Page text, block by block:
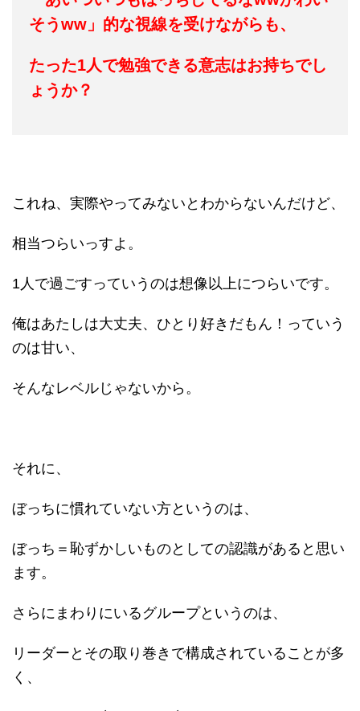
そうww」的な視線を受けながらも、
たった1人で勉強できる意志はお持ちでし
ょうか？
これね、実際やってみないとわからないんだけど、
相当つらいっすよ。
1人で過ごすっていうのは想像以上につらいです。
俺はあたしは大丈夫、ひとり好きだもん！っていう
のは甘い、
そんなレベルじゃないから。
それに、
ぼっちに慣れていない方というのは、
ぼっち＝恥ずかしいものとしての認識があると思い
ます。
さらにまわりにいるグループというのは、
リーダーとその取り巻きで構成されていることが多
く、